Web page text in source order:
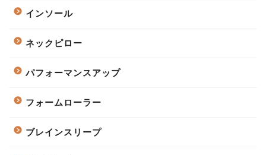
インソール
ネックピロー
パフォーマンスアップ
フォームローラー
ブレインスリープ